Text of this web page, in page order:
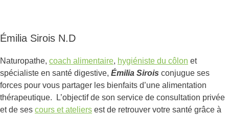
Émilia Sirois N.D
Naturopathe, coach alimentaire hygiéniste du côlon et
spécialiste en santé digestive, Émilia Sirois conjugue ses
forces pour vous partager les bienfaits d’une alimentation
thérapeutique. L’objectif de son service de consultation privée
et de ses cours et ateliers est de retrouver votre santé grâce à